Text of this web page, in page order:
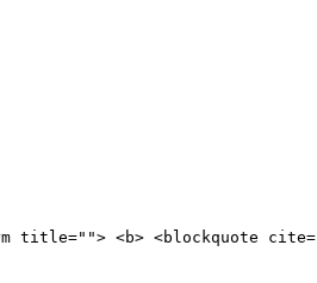
<b> <blockquote